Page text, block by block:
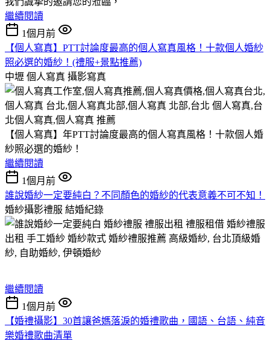
繼續閱讀
1個月前
【個人寫真】PTT討論度最高的個人寫真風格！十款個人婚紗
照必選的婚紗！(禮服+景點推薦)
中壢 個人寫真 攝影寫真
【個人寫真】年PTT討論度最高的個人寫真風格！十款個人婚
紗照必選的婚紗！
繼續閱讀
1個月前
誰說婚紗一定要純白？不同顏色的婚紗的代表意義不可不知！
婚紗攝影禮服 結婚紀錄
繼續閱讀
1個月前
【婚禮攝影】30首讓爸媽落淚的婚禮歌曲，國語、台語、純音
樂婚禮歌曲清單